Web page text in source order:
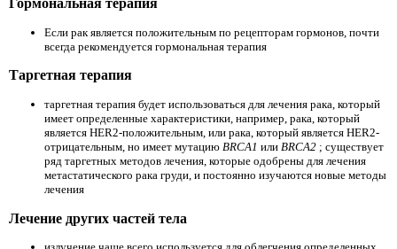
Гормональная терапия
Если рак является положительным по рецепторам гормонов, почти
всегда рекомендуется гормональная терапия
Таргетная терапия
таргетная терапия будет использоваться для лечения рака, который
имеет определенные характеристики, например, рака, который
является HER2-положительным, или рака, который является HER2-
отрицательным, но имеет мутацию BRCA1 или BRCA2 ; существует
ряд таргетных методов лечения, которые одобрены для лечения
метастатического рака груди, и постоянно изучаются новые методы
лечения
Лечение других частей тела